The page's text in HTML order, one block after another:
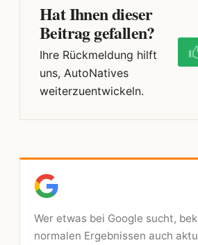
Hat Ihnen dieser
Beitrag gefallen?
Ihre Rückmeldung hilft
uns, AutoNatives
weiterzuentwickeln.
Wer etwas bei Google sucht,
normalen Ergebnissen auch